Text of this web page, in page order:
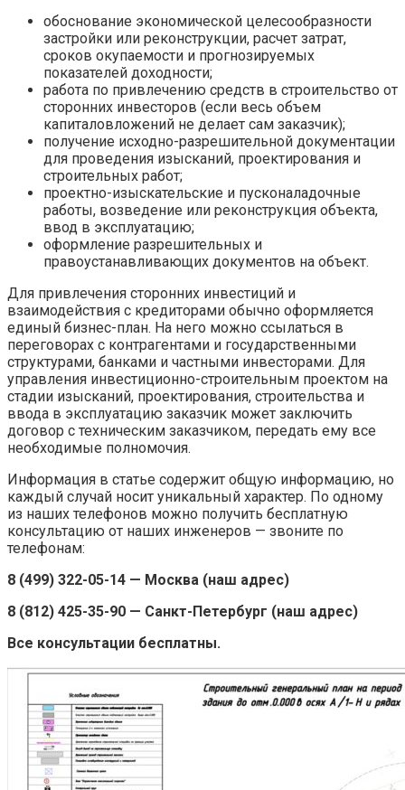
обоснование экономической целесообразности
застройки или реконструкции, расчет затрат,
сроков окупаемости и прогнозируемых
показателей доходности;
работа по привлечению средств в строительство от
сторонних инвесторов (если весь объем
капиталовложений не делает сам заказчик);
получение исходно-разрешительной документации
для проведения изысканий, проектирования и
строительных работ;
проектно-изыскательские и пусконаладочные
работы, возведение или реконструкция объекта,
ввод в эксплуатацию;
оформление разрешительных и
правоустанавливающих документов на объект.
Для привлечения сторонних инвестиций и
взаимодействия с кредиторами обычно оформляется
единый бизнес-план. На него можно ссылаться в
переговорах с контрагентами и государственными
структурами, банками и частными инвесторами. Для
управления инвестиционно-строительным проектом на
стадии изысканий, проектирования, строительства и
ввода в эксплуатацию заказчик может заключить
договор с техническим заказчиком, передать ему все
необходимые полномочия.
Информация в статье содержит общую информацию, но
каждый случай носит уникальный характер. По одному
из наших телефонов можно получить бесплатную
консультацию от наших инженеров — звоните по
телефонам:
8 (499) 322-05-14 — Москва (наш адрес)
8 (812) 425-35-90 — Санкт-Петербург (наш адрес)
Все консультации бесплатны.